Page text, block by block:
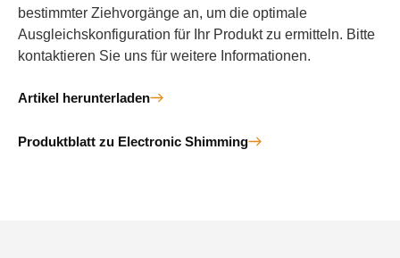
bestimmter Ziehvorgänge an, um die optimale
Ausgleichskonfiguration für Ihr Produkt zu ermitteln. Bitte
kontaktieren Sie uns für weitere Informationen.
Artikel herunterladen
Produktblatt zu Electronic Shimming